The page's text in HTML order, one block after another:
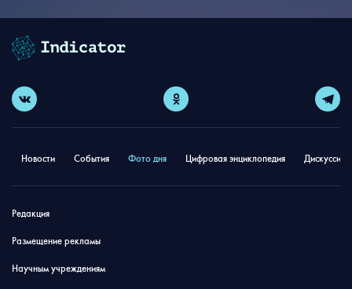
Новости События Фото дня Цифровая энциклопедия
Редакция
Размещение рекламы
Научным учреждениям